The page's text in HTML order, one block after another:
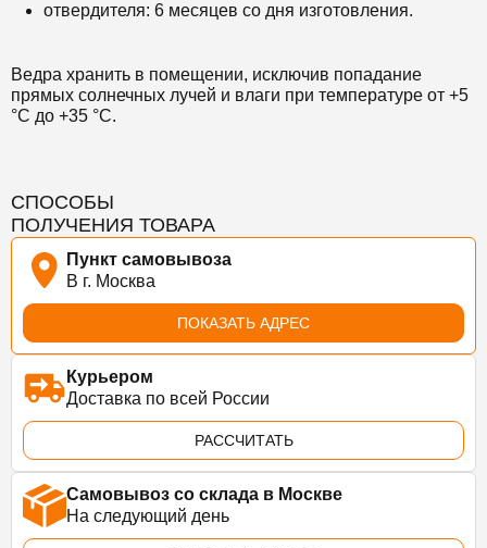
отвердителя: 6 месяцев со дня изготовления.
Ведра хранить в помещении, исключив попадание
прямых солнечных лучей и влаги при температуре от +5
°С до +35 °С.
СПОСОБЫ
ПОЛУЧЕНИЯ ТОВАРА
Пункт самовывоза
В г. Москва
ПОКАЗАТЬ АДРЕС
Курьером
Доставка по всей России
РАССЧИТАТЬ
Самовывоз со склада в Москве
На следующий день